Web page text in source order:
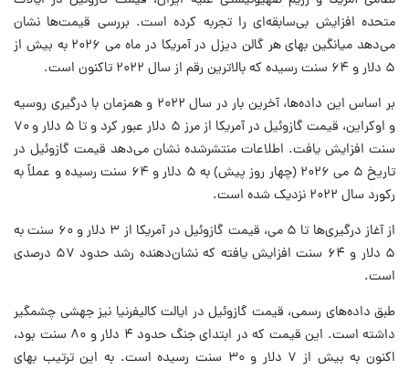
متحده افزایش بی‌سابقه‌ای را تجربه کرده است. بررسی قیمت‌ها نشان
می‌دهد میانگین بهای هر گالن دیزل در آمریکا در ماه می ۲۰۲۶ به بیش از
۵ دلار و ۶۴ سنت رسیده که بالاترین رقم از سال ۲۰۲۲ تاکنون است.
بر اساس این داده‌ها، آخرین بار در سال ۲۰۲۲ و همزمان با درگیری روسیه
و اوکراین، قیمت گازوئیل در آمریکا از مرز ۵ دلار عبور کرد و تا ۵ دلار و ۷۰
سنت افزایش یافت. اطلاعات منتشرشده نشان می‌دهد قیمت گازوئیل در
تاریخ ۵ می ۲۰۲۶ (چهار روز پیش) به ۵ دلار و ۶۴ سنت رسیده و عملاً به
رکورد سال ۲۰۲۲ نزدیک شده است.
از آغاز درگیری‌ها تا ۵ می، قیمت گازوئیل در آمریکا از ۳ دلار و ۶۰ سنت به
۵ دلار و ۶۴ سنت افزایش یافته که نشان‌دهنده رشد حدود ۵۷ درصدی
است.
طبق داده‌های رسمی، قیمت گازوئیل در ایالت کالیفرنیا نیز جهشی چشمگیر
داشته است. این قیمت که در ابتدای جنگ حدود ۴ دلار و ۸۰ سنت بود،
اکنون به بیش از ۷ دلار و ۳۰ سنت رسیده است. به این ترتیب بهای